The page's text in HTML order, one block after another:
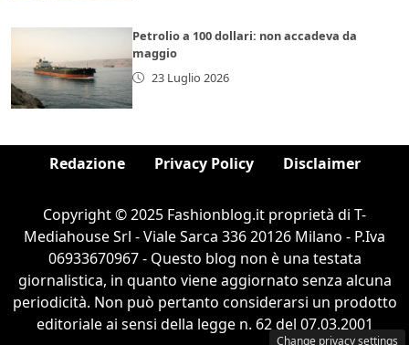
Petrolio a 100 dollari: non accadeva da
maggio
23 Luglio 2026
Redazione Privacy Policy Disclaimer
Copyright © 2025 Fashionblog.it proprietà di T-
Mediahouse Srl - Viale Sarca 336 20126 Milano - P.Iva
06933670967 - Questo blog non è una testata
giornalistica, in quanto viene aggiornato senza alcuna
periodicità. Non può pertanto considerarsi un prodotto
editoriale ai sensi della legge n. 62 del 07.03.2001
Change privacy settings